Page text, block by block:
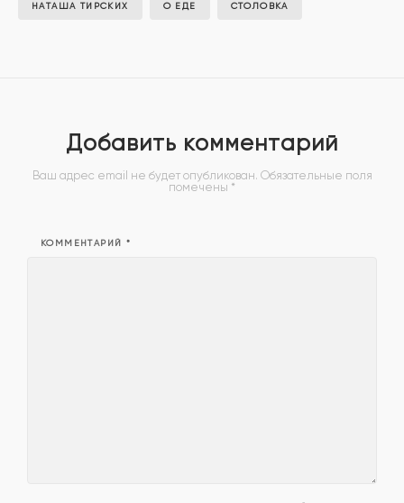
НАТАША ТИРСКИХ О ЕДЕ СТОЛОВКА
Добавить комментарий
Ваш адрес email не будет опубликован. Обязательные поля
помечены *
КОММЕНТАРИЙ *